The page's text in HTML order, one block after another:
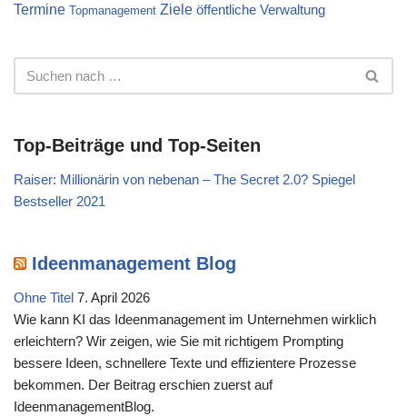
Termine Topmanagement Ziele öffentliche Verwaltung
Top-Beiträge und Top-Seiten
Raiser: Millionärin von nebenan – The Secret 2.0? Spiegel
Bestseller 2021
Ideenmanagement Blog
Ohne Titel 7. April 2026
Wie kann KI das Ideenmanagement im Unternehmen wirklich
erleichtern? Wir zeigen, wie Sie mit richtigem Prompting
bessere Ideen, schnellere Texte und effizientere Prozesse
bekommen. Der Beitrag erschien zuerst auf
IdeenmanagementBlog.